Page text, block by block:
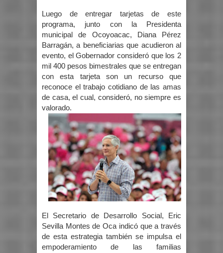
Luego de entregar tarjetas de este
programa, junto con la Presidenta
municipal de Ocoyoacac, Diana Pérez
Barragán, a beneficiarias que acudieron al
evento, el Gobernador consideró que los 2
mil 400 pesos bimestrales que se entregan
con esta tarjeta son un recurso que
reconoce el trabajo cotidiano de las amas
de casa, el cual, consideró, no siempre es
valorado.
El Secretario de Desarrollo Social, Eric
Sevilla Montes de Oca indicó que a través
de esta estrategia también se impulsa el
empoderamiento de las familias